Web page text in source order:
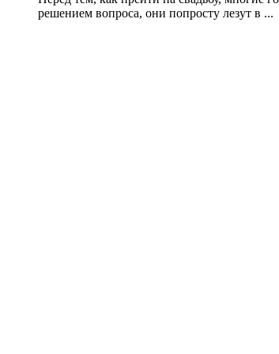
решением вопроса, они попросту лезут в ...